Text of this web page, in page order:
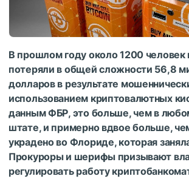
В прошлом году около 1200 человек
потеряли в общей сложности 56,8
долларов в результате
использованием криптовалютных
данным ФБР, это больше, чем в
штате, и примерно вдвое больше,
украдено во Флориде, которая
Прокуроры и шерифы призывают
регулировать работу